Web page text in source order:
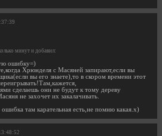
минут и добавил:
ошибку=)
Хрюнделя с Масяней запирают,если вы
вы его знаете),то в скором времени этот
сделаешь они не будут к тому дереву
не захочет их закалачивать.
там карательная есть,не помню какая.х)